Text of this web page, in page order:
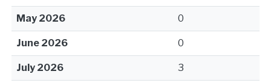
May 2026 0
June 2026 0
July 2026 3